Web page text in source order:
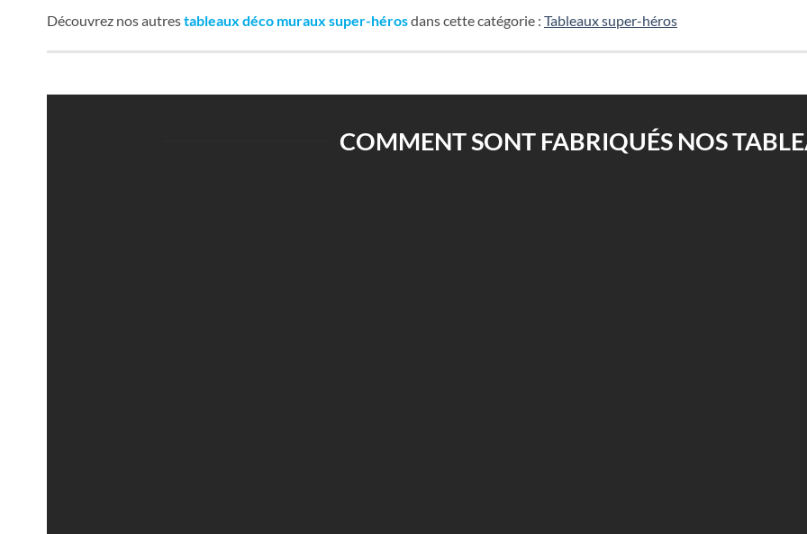
Découvrez nos autrestableaux déco muraux super-hérosdans cette catégorie : Tableaux super-héros
COMMENT SONT FABRIQUÉS NOS